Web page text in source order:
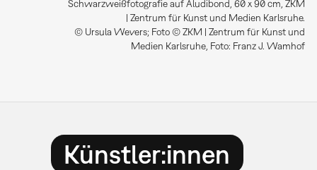
Schwarzweißfotografie auf Aludibond, 60 x 90 cm, ZKM
| Zentrum für Kunst und Medien Karlsruhe.
© Ursula Wevers; Foto © ZKM | Zentrum für Kunst und
Medien Karlsruhe, Foto: Franz J. Wamhof
Künstler:innen